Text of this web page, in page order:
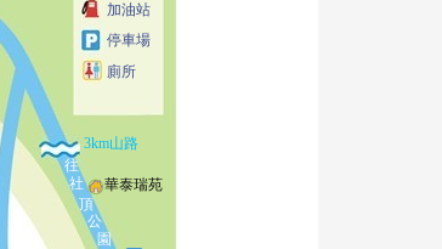
加油站
停車場
廁所
3km山路
華泰瑞苑
往
社
頂
公
園